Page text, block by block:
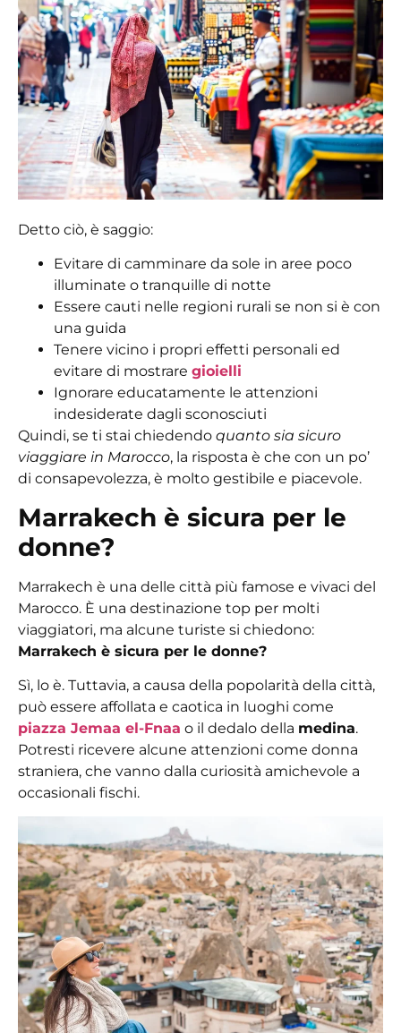
Detto ciò, è saggio:
Evitare di camminare da sole in aree poco
illuminate o tranquille di notte
Essere cauti nelle regioni rurali se non si è con
una guida
Tenere vicino i propri effetti personali ed
evitare di mostrare gioielli
Ignorare educatamente le attenzioni
indesiderate dagli sconosciuti
Quindi, se ti stai chiedendo quanto sia sicuro
viaggiare in Marocco, la risposta è che con un po’
di consapevolezza, è molto gestibile e piacevole.
Marrakech è sicura per le
donne?
Marrakech è una delle città più famose e vivaci del
Marocco. È una destinazione top per molti
viaggiatori, ma alcune turiste si chiedono:
Marrakech è sicura per le donne?
Sì, lo è. Tuttavia, a causa della popolarità della città,
può essere affollata e caotica in luoghi come
piazza Jemaa el-Fnaa o il dedalo della medina.
Potresti ricevere alcune attenzioni come donna
straniera, che vanno dalla curiosità amichevole a
occasionali fischi.